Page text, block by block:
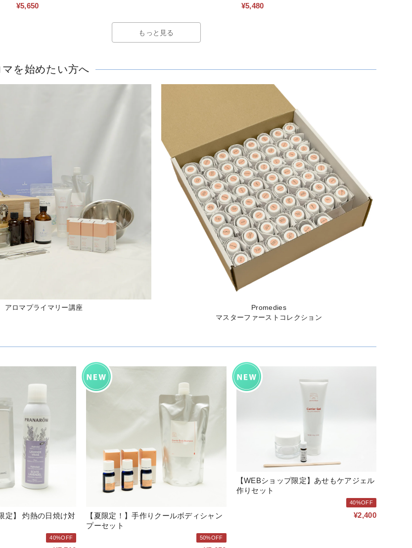
を始めたい方へ
アロマプライマリー講座
Promedies
マスターファーストコレクション
¥5,650 ¥5,480
もっと見る
日焼け対
40%OFF
【夏限定！】手作りクールボディシャン
プーセット
50%OFF
【WEBショップ限定】あせもケアジェル
作りセット
40%OFF
¥2,400